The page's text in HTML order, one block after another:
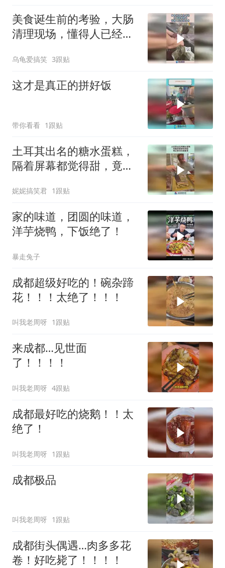
美食诞生前的考验，大肠
清理现场，懂得人已经流
乌龟爱搞笑 3跟贴
这才是真正的拼好饭
带你看看 1跟贴
土耳其出名的糖水蛋糕，
隔着屏幕都觉得甜，竟还
妮妮搞笑君 1跟贴
家的味道，团圆的味道，
洋芋烧鸭，下饭绝了！
暴走兔子
成都超级好吃的！碗杂蹄
花！！！太绝了！！！
叫我老周呀 1跟贴
来成都…见世面
了！！！！
叫我老周呀 4跟贴
成都最好吃的烧鹅！！太
绝了！
叫我老周呀 1跟贴
成都极品
叫我老周呀 1跟贴
成都街头偶遇…肉多多花
卷！好吃毙了！！！！